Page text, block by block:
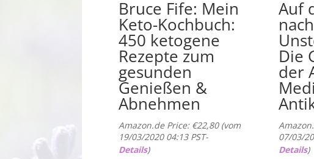
Bruce Fife: Mein
Keto-Kochbuch:
450 ketogene
Rezepte zum
gesunden
Genießen &
Abnehmen
Amazon.de Price: €22,80(vom
19/03/2020 04:13 PST-
Details)
Auf
nach
Die
der
07/03/
Details)